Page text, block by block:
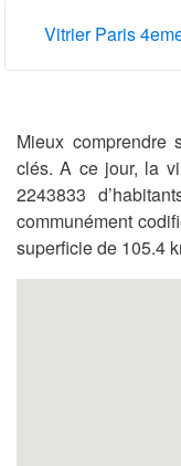
Vitrier Paris
Mieux comprendre
clés. A ce jour, la
2243833
communément
superficie de 105.4